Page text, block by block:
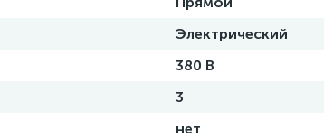
Электрический
380 В
3
нет